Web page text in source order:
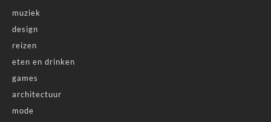
muziek
design
reizen
eten en drinken
games
architectuur
mode